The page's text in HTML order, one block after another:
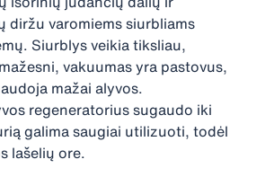
diržu varomiems siurbliams
Siurblys veikia tiksliau,
vakuumas yra pastovus,
mažai alyvos.
regeneratorius sugaudo iki
galima saugiai utilizuoti, todėl
lašelių ore.